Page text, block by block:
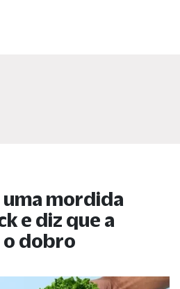
mordida
e diz que a
o dobro